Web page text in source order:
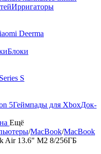
Ирригаторы
Deerma
Блоки
S
5Геймпады для XboxДок-
Ещё
/MacBook/MacBook
Air 13.6" M2 8/256ГБ